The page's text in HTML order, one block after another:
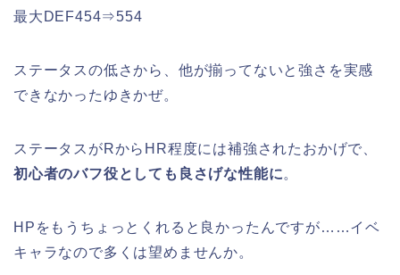
最大DEF454⇒554
ステータスの低さから、他が揃ってないと強さを実感
できなかったゆきかぜ。
ステータスがRからHR程度には補強されたおかげで、
初心者のバフ役としても良さげな性能に。
HPをもうちょっとくれると良かったんですが……イベ
キャラなので多くは望めませんか。